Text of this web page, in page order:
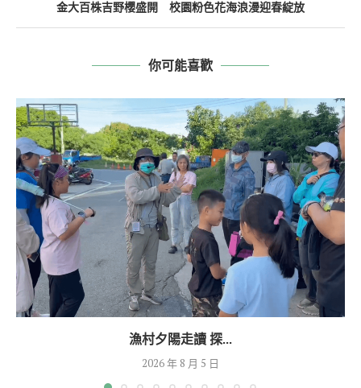
金大百株吉野櫻盛開 校園粉色花海浪漫迎春綻放
你可能喜歡
漁村夕陽走讀 探...
2026 年 8 月 5 日